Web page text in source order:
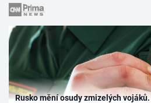
Rusko mění osudy zmizelých